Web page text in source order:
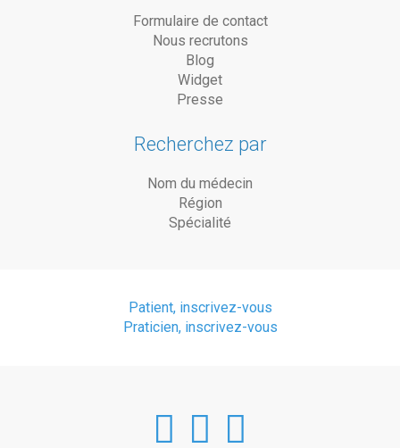
Formulaire de contact
Nous recrutons
Blog
Widget
Presse
Recherchez par
Nom du médecin
Région
Spécialité
Patient, inscrivez-vous
Praticien, inscrivez-vous